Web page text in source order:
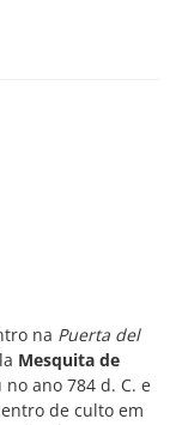
na Puerta del
Mesquita de
ano 784 d. C. e
de culto em